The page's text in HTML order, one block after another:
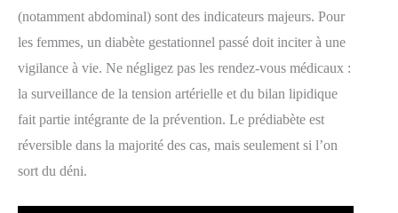
(notamment abdominal) sont des indicateurs majeurs. Pour
les femmes, un diabète gestationnel passé doit inciter à une
vigilance à vie. Ne négligez pas les rendez-vous médicaux :
la surveillance de la tension artérielle et du bilan lipidique
fait partie intégrante de la prévention. Le prédiabète est
réversible dans la majorité des cas, mais seulement si l’on
sort du déni.